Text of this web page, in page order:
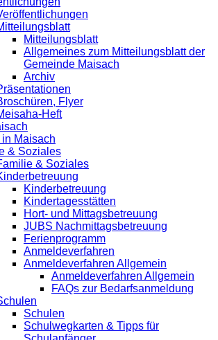
Mitteilungsblatt
Allgemeines zum Mitteilungsblatt der
Gemeinde Maisach
Archiv
Flyer
Heft
in Maisach
& Soziales
& Soziales
Kinderbetreuung
Kindertagesstätten
Hort- und Mittagsbetreuung
JUBS Nachmittagsbetreuung
Ferienprogramm
Anmeldeverfahren
Anmeldeverfahren Allgemein
Anmeldeverfahren Allgemein
FAQs zur Bedarfsanmeldung
Schulen
Schulwegkarten & Tipps für